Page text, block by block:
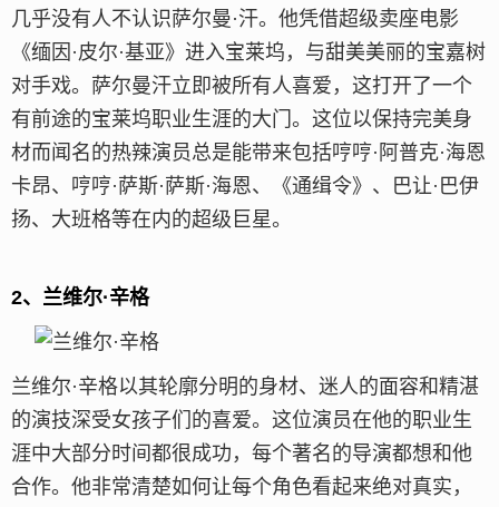
几乎没有人不认识萨尔曼·汗。他凭借超级卖座电影
《缅因·皮尔·基亚》进入宝莱坞，与甜美美丽的宝嘉树
对手戏。萨尔曼汗立即被所有人喜爱，这打开了一个
有前途的宝莱坞职业生涯的大门。这位以保持完美身
材而闻名的热辣演员总是能带来包括哼哼·阿普克·海恩
卡昂、哼哼·萨斯·萨斯·海恩、《通缉令》、巴让·巴伊
扬、大班格等在内的超级巨星。
2、兰维尔·辛格
兰维尔·辛格以其轮廓分明的身材、迷人的面容和精湛
的演技深受女孩子们的喜爱。这位演员在他的职业生
涯中大部分时间都很成功，每个著名的导演都想和他
合作。他非常清楚如何让每个角色看起来绝对真实，